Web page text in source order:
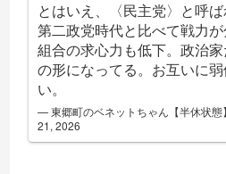
とはいえ、〈民主党〉と呼
第二政党時代と比べて戦力
組合の求心力も低下。政治
の形になってる。お互いに
い。
— 東郷町のベネットちゃん【半休状
21, 2026